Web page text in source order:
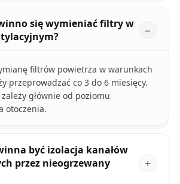
się wymieniać filtry w
filtrów powietrza w warunkach
przeprowadzać co 3 do 6 miesięcy.
głównie od poziomu
otoczenia.
być izolacja kanałów
przez nieogrzewany